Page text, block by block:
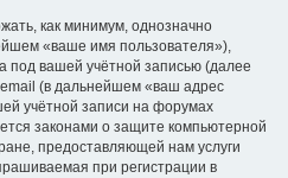
как минимум, однозначно
«ваше имя пользователя»),
под вашей учётной записью (далее
(в дальнейшем «ваш адрес
учётной записи на форумах
законами о защите компьютерной
предоставляющей нам услуги
при регистрации в